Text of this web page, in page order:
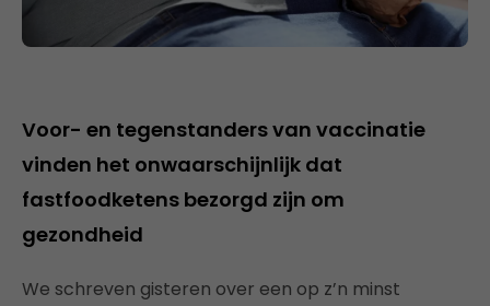
Voor- en tegenstanders van vaccinatie
vinden het onwaarschijnlijk dat
fastfoodketens bezorgd zijn om
gezondheid
We schreven gisteren over een op z’n minst